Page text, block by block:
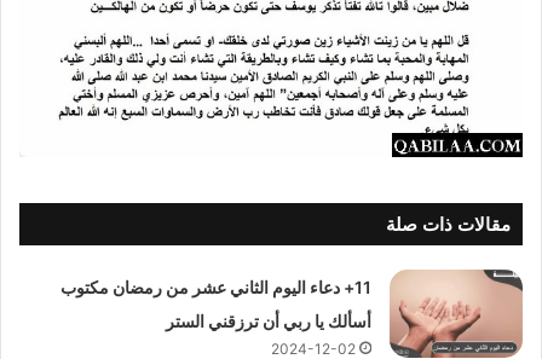
مقالات ذات صلة
11+ دعاء اليوم الثاني عشر من رمضان مكتوب
أسألك يا ربي أن ترزقني الستر
2024-12-02